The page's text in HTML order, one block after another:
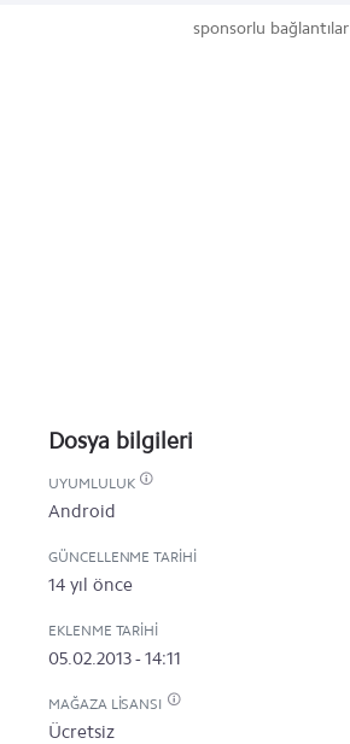
sponsorlu bağlantılar
Dosya bilgileri
UYUMLULUK
Android
GÜNCELLENME TARIHI
14 yıl önce
EKLENME TARIHI
05.02.2013 - 14:11
MAĞAZA LISANSI
Ücretsiz